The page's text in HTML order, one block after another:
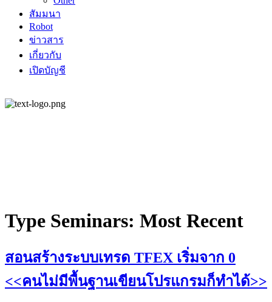
สัมมนา
Robot
ข่าวสาร
เกี่ยวกับ
เปิดบัญชี
Type Seminars: Most Recent
สอนสร้างระบบเทรด TFEX เริ่มจาก 0
<<คนไม่มีพื้นฐานเขียนโปรแกรมก็ทำได้>>